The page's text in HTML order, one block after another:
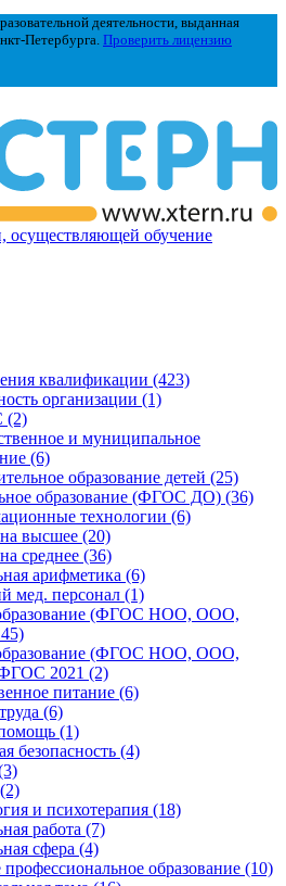
деятельности, выданная
Петербурга. Проверить лицензию
осуществляющей обучение
квалификации (423)
организации (1)
(2)
и муниципальное
(6)
образование детей (25)
образование (ФГОС ДО) (36)
технологии (6)
высшее (20)
среднее (36)
арифметика (6)
мед. персонал (1)
(ФГОС НОО, ООО,
(ФГОС НОО, ООО,
2021 (2)
питание (6)
(6)
(1)
безопасность (4)
и психотерапия (18)
работа (7)
сфера (4)
образование (10)